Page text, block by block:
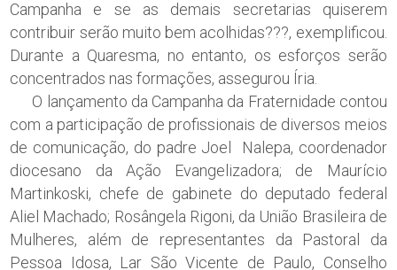
Campanha e se as demais secretarias quiserem
contribuir serão muito bem acolhidas???, exemplificou.
Durante a Quaresma, no entanto, os esforços serão
concentrados nas formações, assegurou Íria.
O lançamento da Campanha da Fraternidade contou
com a participação de profissionais de diversos meios
de comunicação, do padre Joel Nalepa, coordenador
diocesano da Ação Evangelizadora; de Maurício
Martinkoski, chefe de gabinete do deputado federal
Aliel Machado; Rosângela Rigoni, da União Brasileira de
Mulheres, além de representantes da Pastoral da
Pessoa Idosa, Lar São Vicente de Paulo, Conselho